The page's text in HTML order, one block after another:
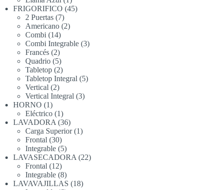
producto
FRIGORIFICO 4545
2 Puertas 77
productos
Americano 22
Combi 1414
productos
Combi Integrable 33
Francés 22
productos
Quadrio 55
productos
Tabletop 22
productos
Tabletop Integral 55
Vertical 22
productos
Vertical Integral 33
HORNO 11
producto
Eléctrico 11
producto
LAVADORA 3636
productos
Carga Superior 11
Frontal 3030
productos
Integrable 55
productos
LAVASECADORA 2222
Frontal 1212
productos
Integrable 88
productos
LAVAVAJILLAS 1818